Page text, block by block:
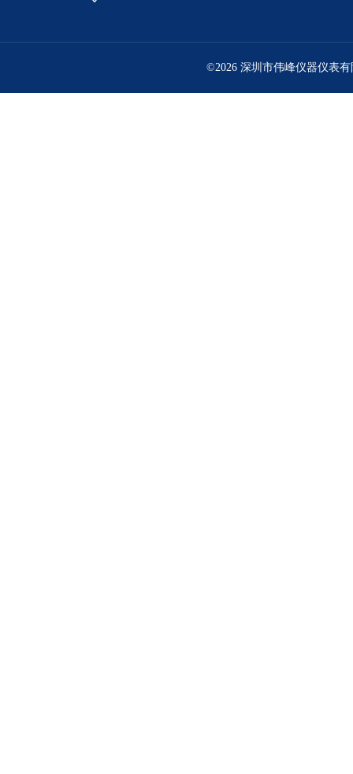
©2026 深圳市伟峰仪器仪表